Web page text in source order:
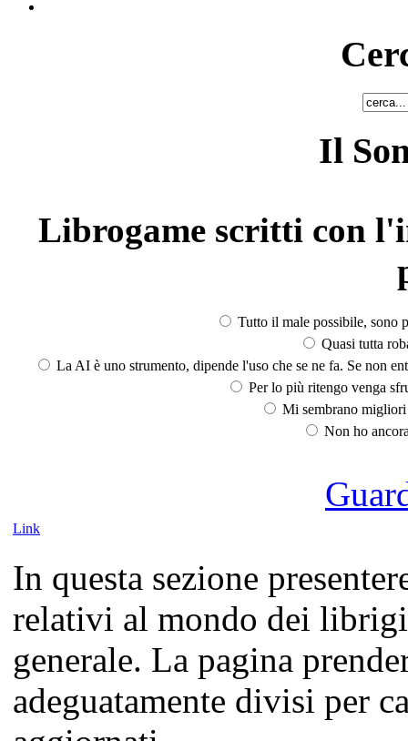
Il
Librogame scritti con
Tutto il male possibile, sono
Quasi tutta
La AI è uno strumento, dipende l'uso che se ne fa. Se non
Per lo più ritengo venga
Mi sembrano
Non ho
Link
In questa sezione
relativi al mondo dei
generale. La pagina
adeguatamente divisi per